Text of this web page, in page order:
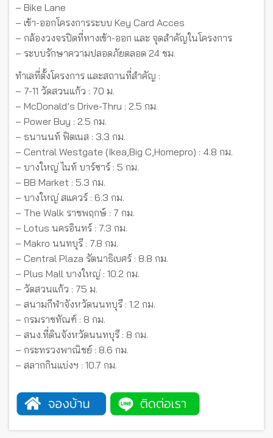
– Bike Lane
– เข้า-ออกโครงการระบบ Key Card Acces
– กล้องวงจรปิดที่ทางเข้า-ออก และ จุดสำคัญในโครงการ
– ระบบรักษาความปลอดภัยตลอด 24 ชม.
ทำเลที่ตั้งโครงการ และสถานที่สำคัญ :
– 7-11 วัดสวนแก้ว : 70 ม.
– McDonald’s Drive-Thru : 2.5 กม.
– Power Buy : 2.5 กม.
– ธนานนท์ ฟิตเนส : 3.3 กม.
– Central Westgate (Ikea,Big C,Homepro) : 4.8 กม.
– บางใหญ่ ไนท์ บาร์ซาร์ : 5 กม.
– BB Market : 5.3 กม.
– บางใหญ่ สแควร์ : 6.3 กม.
– The Walk ราชพฤกษ์ : 7 กม.
– Lotus นครอินทร์ : 7.3 กม.
– Makro นนทบุรี : 7.8 กม.
– Central Plaza รัตนาธิเบศร์ : 8.8 กม.
– Plus Mall บางใหญ่ : 10.2 กม.
– วัดสวนแก้ว : 75 ม.
– สนามกีฬาจังหวัดนนทบุรี : 1.2 กม.
– กรมราชทัณฑ์ : 8 กม.
– สนง.ที่ดินจังหวัดนนทบุรี : 8 กม.
– กระทรวงพาณิชย์ : 8.6 กม.
– สลากกินแบ่งฯ : 10.7 กม.